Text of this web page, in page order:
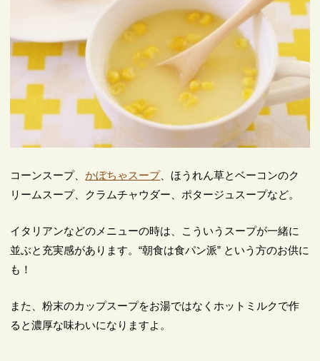
コーンスープ、かぼちゃスープ、ほうれん草とベーコンのク
リームスープ、クラムチャウダー、ポタージュスープなど。
イタリアンなどのメニューの時は、こういうスープが一緒に
並ぶと充実感があります。“朝食は食パン派” という方のお供に
も！
また、粉末のカップスープをお湯ではなくホットミルクで作
ると濃厚な味わいになりますよ。